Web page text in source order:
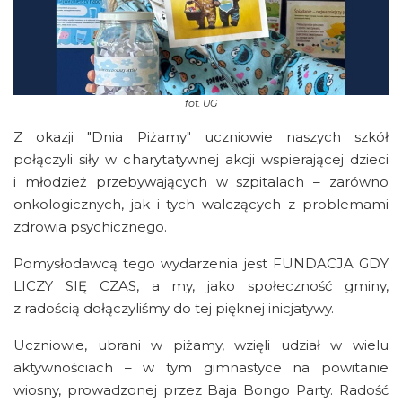
fot.UG
Z okazji "Dnia Piżamy" uczniowie naszych szkół
połączyli siły w charytatywnej akcji wspierającej dzieci
i młodzież przebywających w szpitalach – zarówno
onkologicznych, jak i tych walczących z problemami
zdrowia psychicznego.
Pomysłodawcą tego wydarzenia jest FUNDACJA GDY
LICZY SIĘ CZAS, a my, jako społeczność gminy,
z radością dołączyliśmy do tej pięknej inicjatywy.
Uczniowie, ubrani w piżamy, wzięli udział w wielu
aktywnościach – w tym gimnastyce na powitanie
wiosny, prowadzonej przez Baja Bongo Party. Radość